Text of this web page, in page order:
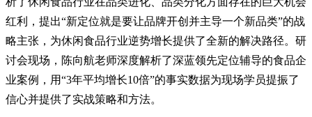
红利，提出“新定位就是要让品牌开创并主导一个新品类”的战
略主张，为休闲食品行业逆势增长提供了全新的解决路径。研
讨会现场，陈向航老师深度解析了深蓝领先定位辅导的食品企
业案例，用“3年平均增长10倍”的事实数据为现场学员提振了
信心并提供了实战策略和方法。